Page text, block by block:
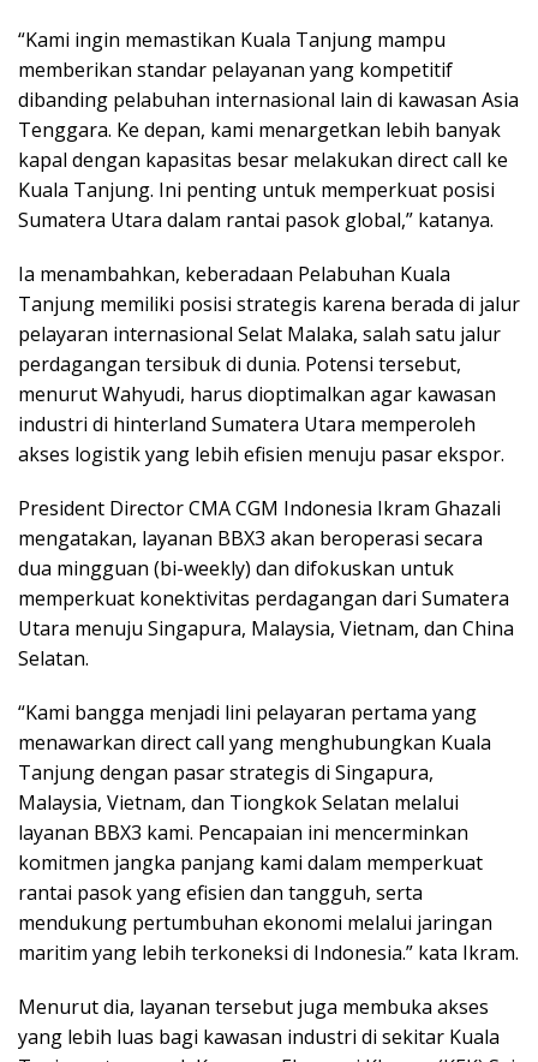
“Kami ingin memastikan Kuala Tanjung mampu
memberikan standar pelayanan yang kompetitif
dibanding pelabuhan internasional lain di kawasan Asia
Tenggara. Ke depan, kami menargetkan lebih banyak
kapal dengan kapasitas besar melakukan direct call ke
Kuala Tanjung. Ini penting untuk memperkuat posisi
Sumatera Utara dalam rantai pasok global,” katanya.
Ia menambahkan, keberadaan Pelabuhan Kuala
Tanjung memiliki posisi strategis karena berada di jalur
pelayaran internasional Selat Malaka, salah satu jalur
perdagangan tersibuk di dunia. Potensi tersebut,
menurut Wahyudi, harus dioptimalkan agar kawasan
industri di hinterland Sumatera Utara memperoleh
akses logistik yang lebih efisien menuju pasar ekspor.
President Director CMA CGM Indonesia Ikram Ghazali
mengatakan, layanan BBX3 akan beroperasi secara
dua mingguan (bi-weekly) dan difokuskan untuk
memperkuat konektivitas perdagangan dari Sumatera
Utara menuju Singapura, Malaysia, Vietnam, dan China
Selatan.
“Kami bangga menjadi lini pelayaran pertama yang
menawarkan direct call yang menghubungkan Kuala
Tanjung dengan pasar strategis di Singapura,
Malaysia, Vietnam, dan Tiongkok Selatan melalui
layanan BBX3 kami. Pencapaian ini mencerminkan
komitmen jangka panjang kami dalam memperkuat
rantai pasok yang efisien dan tangguh, serta
mendukung pertumbuhan ekonomi melalui jaringan
maritim yang lebih terkoneksi di Indonesia.” kata Ikram.
Menurut dia, layanan tersebut juga membuka akses
yang lebih luas bagi kawasan industri di sekitar Kuala